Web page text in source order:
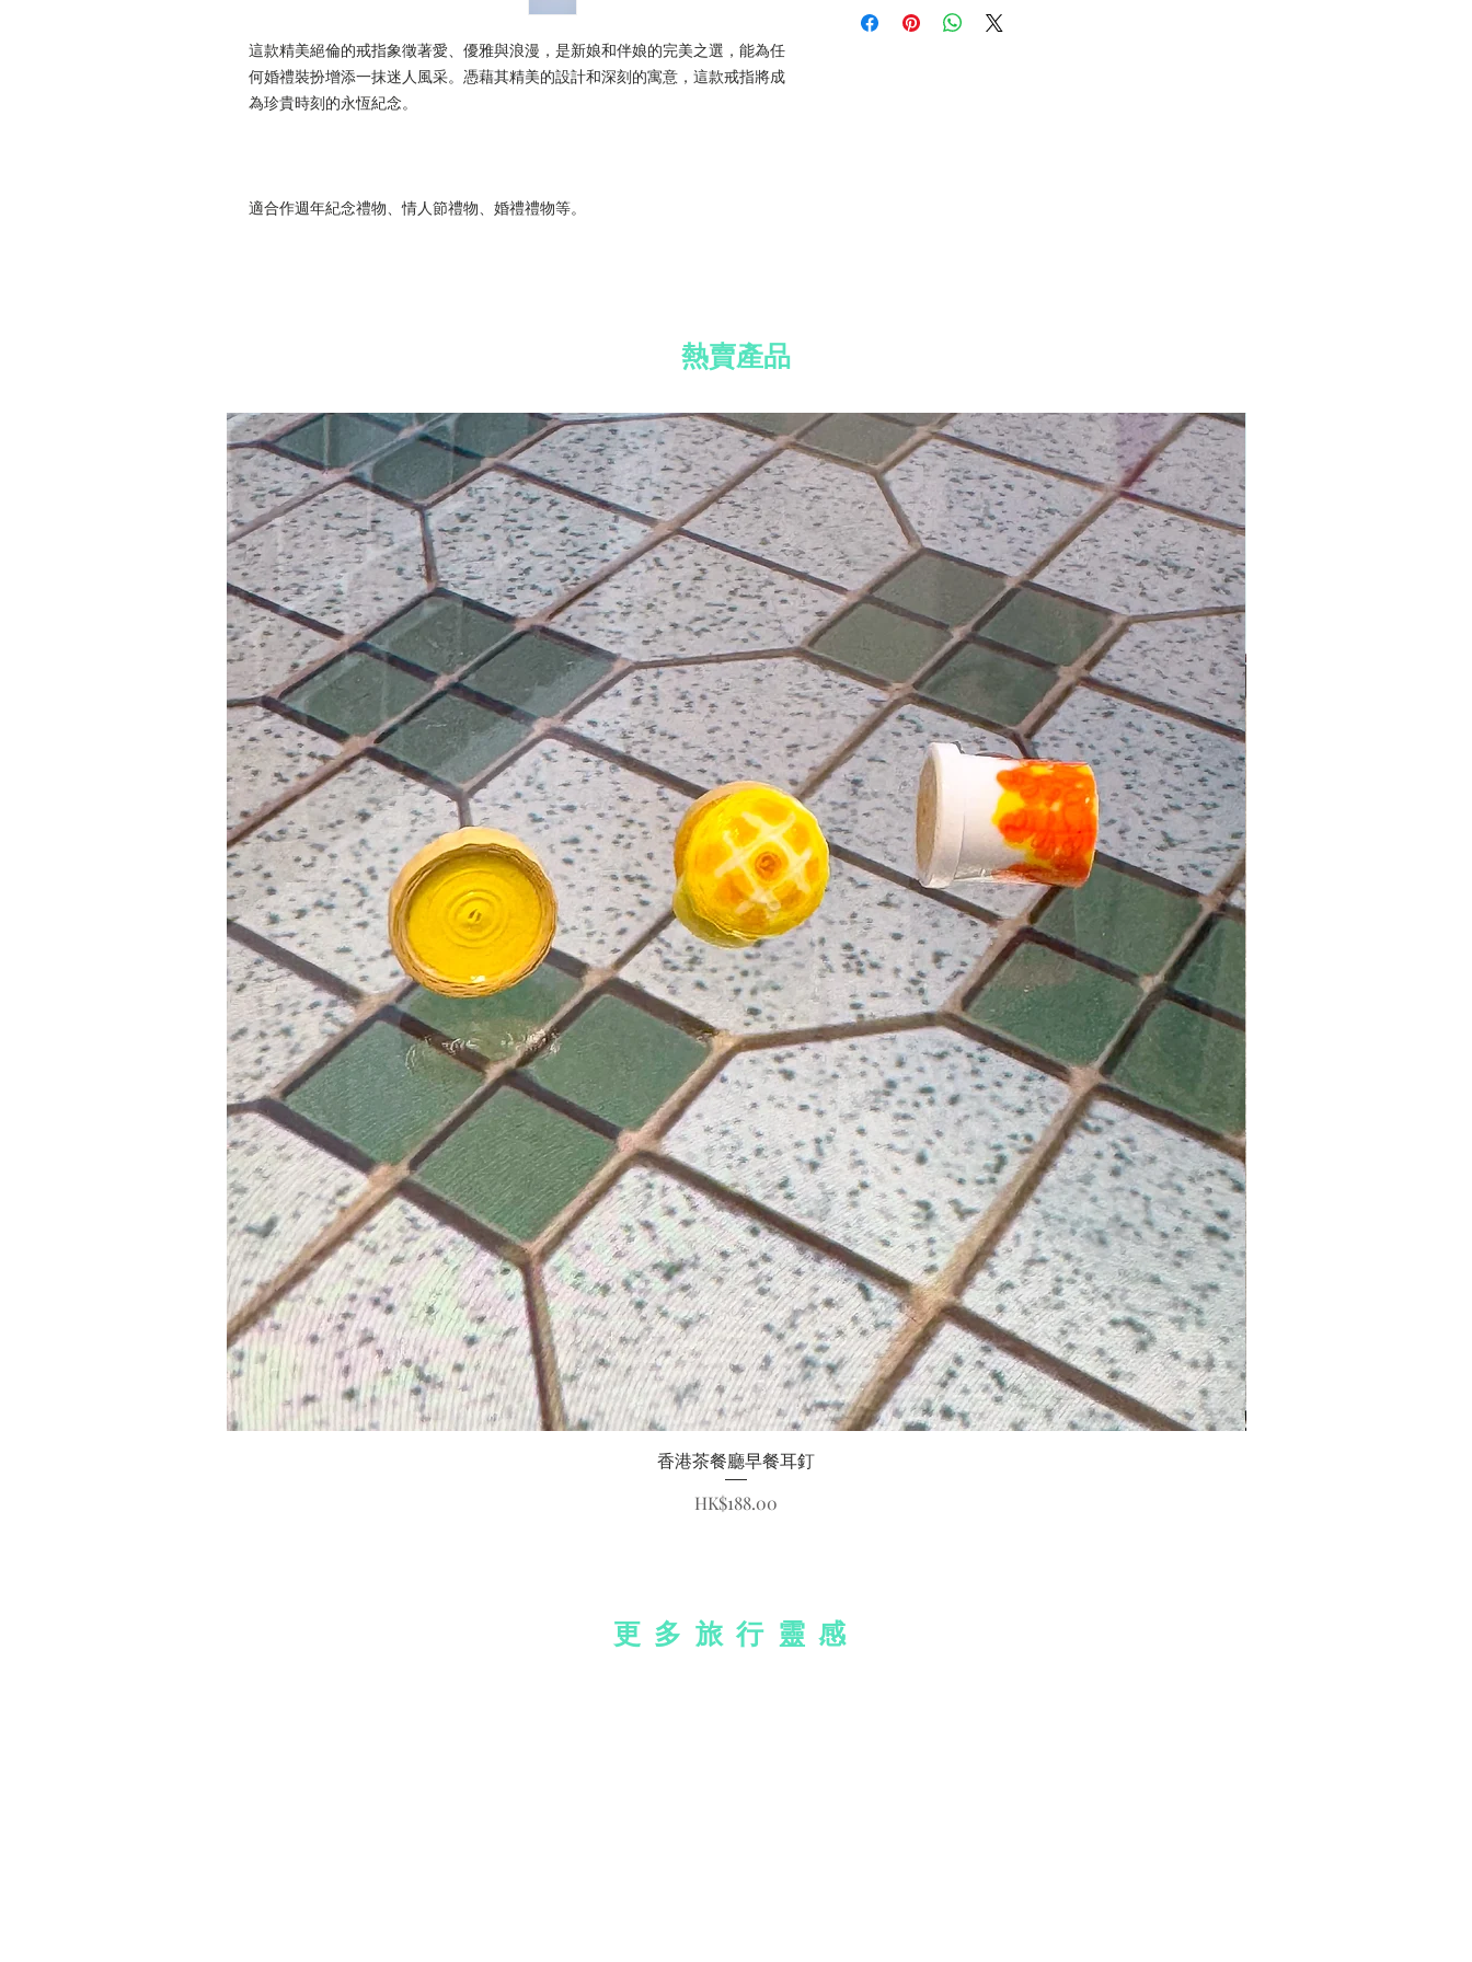
這款精美絕倫的戒指象徵著愛、優雅與浪漫，是新娘和伴娘的完美之選，能為任
何婚禮裝扮增添一抹迷人風采。憑藉其精美的設計和深刻的寓意，這款戒指將成
為珍貴時刻的永恆紀念。
適合作週年紀念禮物、情人節禮物、婚禮禮物等。
免費 Well Voyaged 心意卡
所有國際訂單須加收運費 HK$200
熱賣產品
快速瀏覽
香港茶餐廳早餐耳釘
價格
HK$188.00
更多旅行靈感